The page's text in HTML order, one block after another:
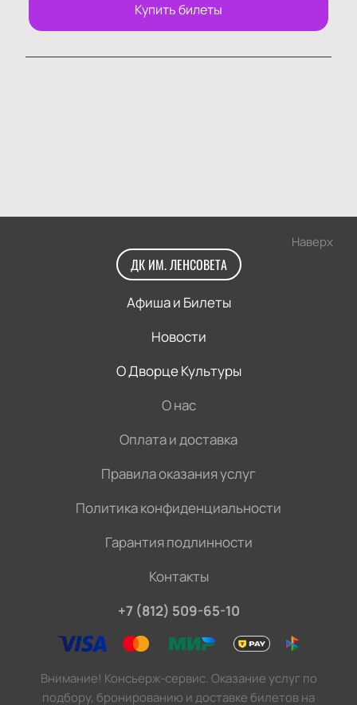
Купить билеты
Наверх
ДК ИМ. ЛЕНСОВЕТА
Афиша и Билеты
Новости
О Дворце Культуры
О нас
Оплата и доставка
Правила оказания услуг
Политика конфиденциальности
Гарантия подлинности
Контакты
+7 (812) 509-65-10
Внимание! Консьерж-сервис. Оказание услуг по
подбору, бронированию и доставке билетов на